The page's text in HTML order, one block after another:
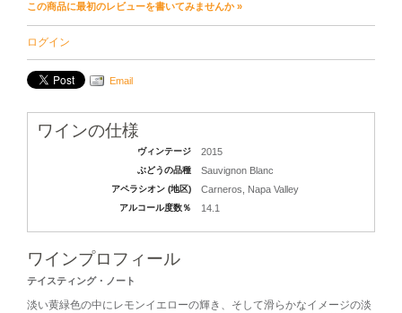
この商品に最初のレビューを書いてみませんか »
ログイン
Email
ワインの仕様
ヴィンテージ 2015
ぶどうの品種 Sauvignon Blanc
アペラシオン (地区) Carneros, Napa Valley
アルコール度数％ 14.1
ワインプロフィール
テイスティング・ノート
淡い黄緑色の中にレモンイエローの輝き、そして滑らかなイメージの淡